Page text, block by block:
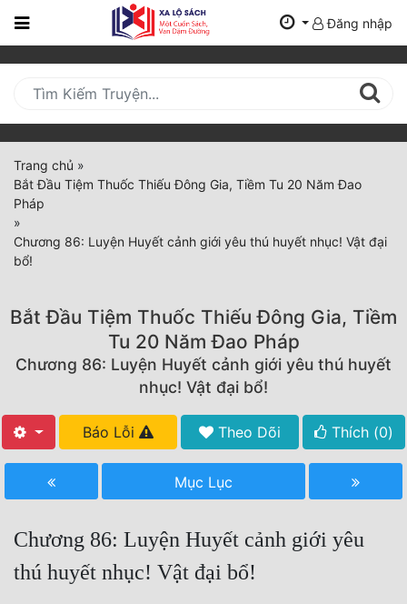
Trang
Mới
Cập
Nhật
(current)
BXH
Thể Loại
Hoàn Thành
Free
Truyện Dịch
Truyện Nhập Môn
Đăng nhập
Trang chủ »
Bắt Đầu Tiệm Thuốc Thiếu Đông Gia, Tiềm Tu 20 Năm Đao
Pháp
»
Chương 86: Luyện Huyết cảnh giới yêu thú huyết nhục! Vật đại
bổ!
Bắt Đầu Tiệm Thuốc Thiếu Đông Gia, Tiềm
Tu 20 Năm Đao Pháp
Chương 86: Luyện Huyết cảnh giới yêu thú huyết
nhục! Vật đại bổ!
Báo Lỗi Theo Dõi Thích (0)
Mục Lục
Chương 86: Luyện Huyết cảnh giới yêu
thú huyết nhục! Vật đại bổ!